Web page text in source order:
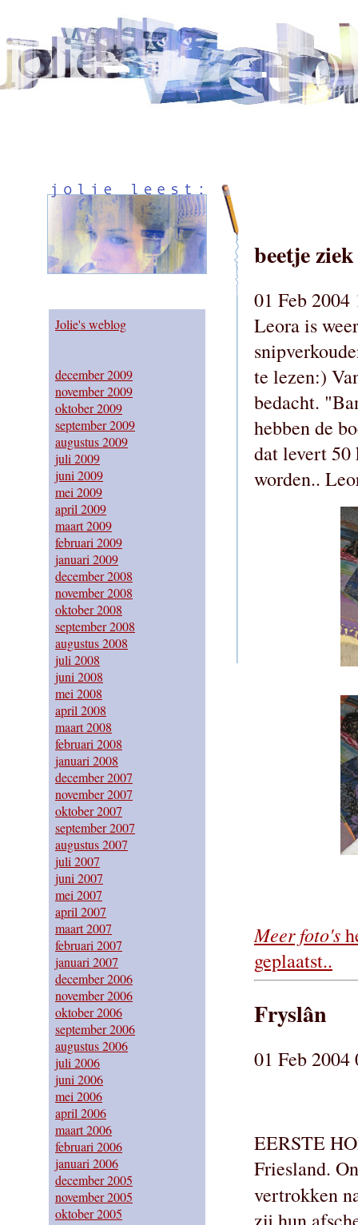
Jolie's weblog
december 2009
november 2009
oktober 2009
september 2009
augustus 2009
juli 2009
juni 2009
mei 2009
april 2009
maart 2009
februari 2009
januari 2009
december 2008
november 2008
oktober 2008
september 2008
augustus 2008
juli 2008
juni 2008
mei 2008
april 2008
maart 2008
februari 2008
januari 2008
december 2007
november 2007
oktober 2007
september 2007
augustus 2007
juli 2007
juni 2007
mei 2007
april 2007
maart 2007
februari 2007
januari 2007
december 2006
november 2006
oktober 2006
september 2006
augustus 2006
juli 2006
juni 2006
mei 2006
april 2006
maart 2006
februari 2006
januari 2006
december 2005
november 2005
oktober 2005
beetje
01 Feb 2004
Leora is
te lezen:)
bedacht.
hebben de
dat levert 50
worden..
Meer foto's
geplaatst..
Fryslân
01 Feb 2004
EERSTE
Friesland.
vertrokken